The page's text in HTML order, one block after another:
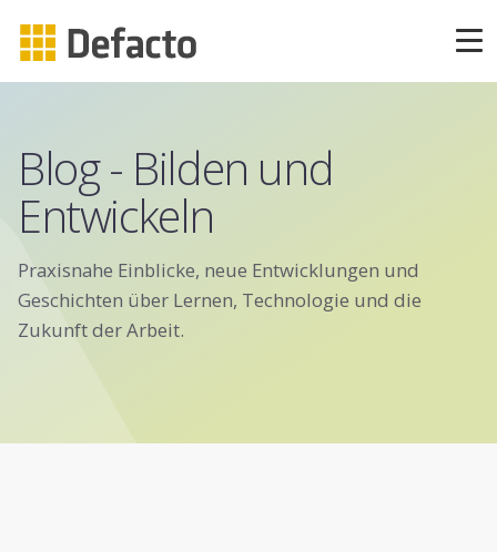
Produkte
CAPP Learning
CAPP Compliance
CAPP Compliance API
CAPP Quizzes
Blog - Bilden und
Entwickeln
Praxisnahe Einblicke, neue Entwicklungen und
Geschichten über Lernen, Technologie und die
Zukunft der Arbeit.